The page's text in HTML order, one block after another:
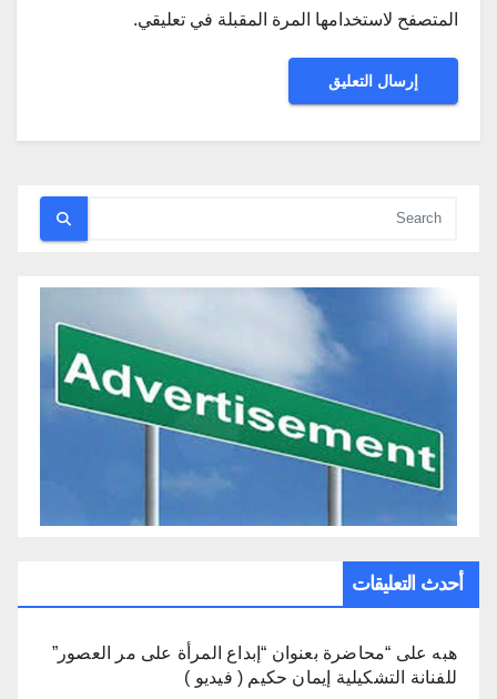
المتصفح لاستخدامها المرة المقبلة في تعليقي.
أحدث التعليقات
هبه على “محاضرة بعنوان “إبداع المرأة على مر العصور”
للفنانة التشكيلية إيمان حكيم ( فيديو )